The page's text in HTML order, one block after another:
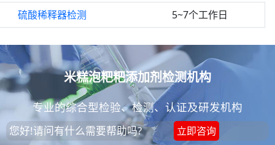
硫酸稀释器检测 5~7个工作日
米糕泡粑粑添加剂检测机构
专业的综合型检验、检测、认证及研发机构
您好!请问有什么需要帮助吗? 立即咨询